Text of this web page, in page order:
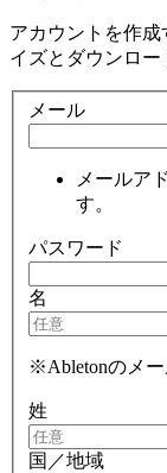
アカウントを作
イズとダウンロー
メール
メールア
す。
パスワード
名
※Abletonのメー
姓
国／地域